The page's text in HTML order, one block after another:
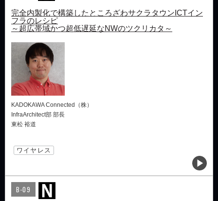
完全内製化で構築したところざわサクラタウンICTイン
フラのレシピ
～超広帯域かつ超低遅延なNWのツクリカタ～
KADOKAWA Connected（株）
InfraArchitect部 部長
東松 裕道
ワイヤレス
B-09